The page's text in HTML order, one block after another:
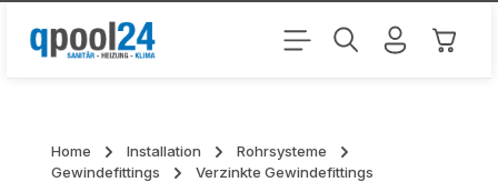
Zum Hauptinhalt springen
Home Installation
Rohrsysteme
Gewindefittings
Verzinkte Gewindefittings